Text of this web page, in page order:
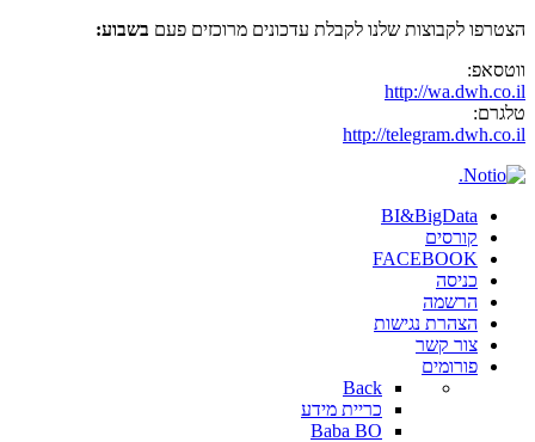
הצטרפו לקבוצות שלנו לקבלת עדכונים מרוכזים פעם בשבוע:
ווטסאפ:
http://wa.dwh.co.il
טלגרם:
http://telegram.dwh.co.il
BI&BigData
קורסים
FACEBOOK
כניסה
הרשמה
הצהרת נגישות
צור קשר
פורומים
Back
כריית מידע
Baba BO